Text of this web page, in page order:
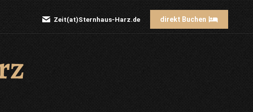
Search:
Zeit(at)Sternhaus-Harz.de direkt Buchen